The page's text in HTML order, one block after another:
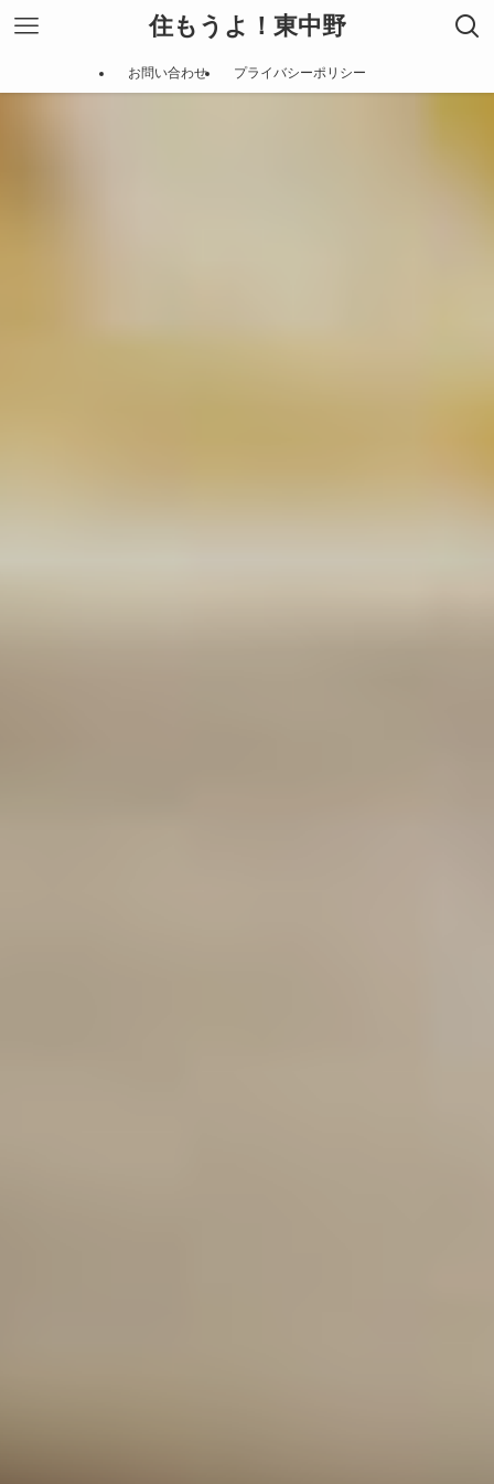
住もうよ！東中野
お問い合わせ プライバシーポリシー